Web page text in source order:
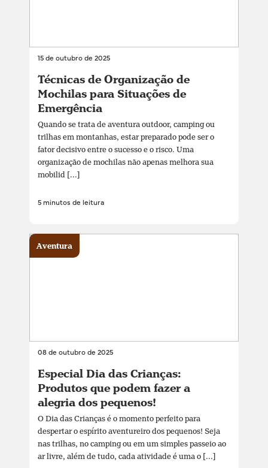
15 de outubro de 2025
Técnicas de Organização de
Mochilas para Situações de
Emergência
Quando se trata de aventura outdoor, camping ou
trilhas em montanhas, estar preparado pode ser o
fator decisivo entre o sucesso e o risco. Uma
organização de mochilas não apenas melhora sua
mobilid [...]
5 minutos de leitura
08 de outubro de 2025
Especial Dia das Crianças:
Produtos que podem fazer a
alegria dos pequenos!
O Dia das Crianças é o momento perfeito para
despertar o espírito aventureiro dos pequenos! Seja
nas trilhas, no camping ou em um simples passeio ao
ar livre, além de tudo, cada atividade é uma o [...]
Aventura